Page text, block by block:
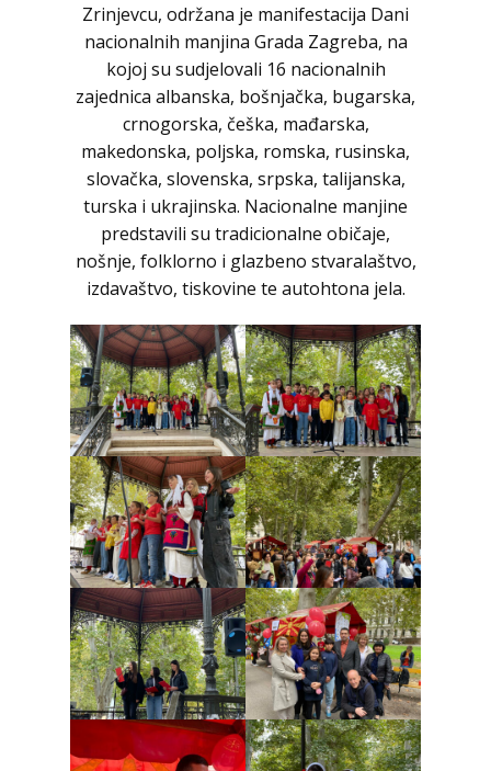
Zrinjevcu, održana je manifestacija Dani
nacionalnih manjina Grada Zagreba, na
kojoj su sudjelovali 16 nacionalnih
zajednica albanska, bošnjačka, bugarska,
crnogorska, češka, mađarska,
makedonska, poljska, romska, rusinska,
slovačka, slovenska, srpska, talijanska,
turska i ukrajinska. Nacionalne manjine
predstavili su tradicionalne običaje,
nošnje, folklorno i glazbeno stvaralaštvo,
izdavaštvo, tiskovine te autohtona jela.